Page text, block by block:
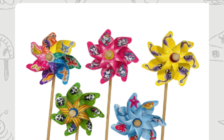
ΠΡΟΪΟΝΤΑ
ΚΑΤΗΓΟΡΙΕΣ
ΚΑΤΑΛΟΓΟΙ